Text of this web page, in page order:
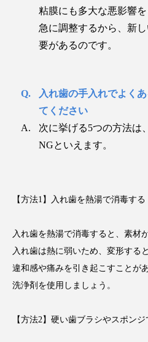
粘膜にも多大な悪影響
急に調整するから、新
要があるのです。
入れ歯の手入れでよく
てください
次に挙げる5つの方法は
NGといえます。
【方法1】入れ歯を熱湯で消毒する
入れ歯を熱湯で消毒すると、素材
入れ歯は熱に弱いため、変形する
違和感や痛みを引き起こすことが
洗浄剤を使用しましょう。
【方法2】硬い歯ブラシやスポンジ